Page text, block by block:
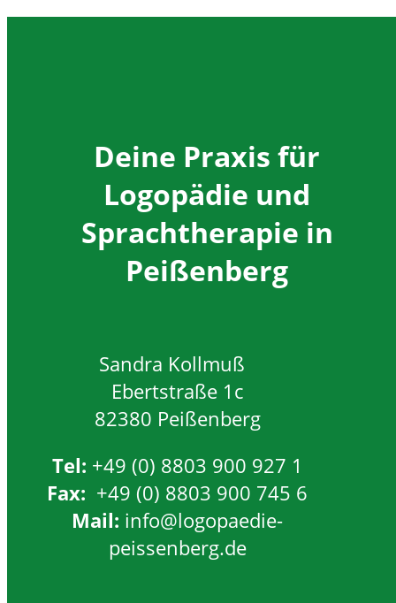
Deine Praxis für
Logopädie und
Sprachtherapie in
Peißenberg
Sandra Kollmuß
Ebertstraße 1c
82380 Peißenberg
Tel: +49 (0) 8803 900 927 1
Fax: +49 (0) 8803 900 745 6
Mail: info@logopaedie-
peissenberg.de